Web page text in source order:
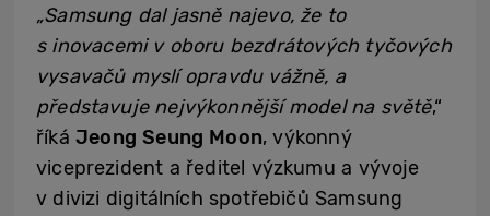
„Samsung dal jasně najevo, že to
s inovacemi v oboru bezdrátových tyčových
vysavačů myslí opravdu vážně, a
představuje nejvýkonnější model na světě,“
říká Jeong Seung Moon, výkonný
viceprezident a ředitel výzkumu a vývoje
v divizi digitálních spotřebičů Samsung